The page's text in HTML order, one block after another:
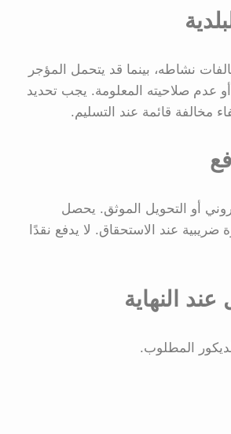
نشاطه، بينما قد يتحمل المؤجر
عدم صلاحيته المعلومة. يجب تحديد
مخالفة قائمة عند التسليم.
أو التحويل الموثق. يحصل
ضريبية عند الاستحقاق. لا يدفع نقدًا
النهاية
المطلوب.